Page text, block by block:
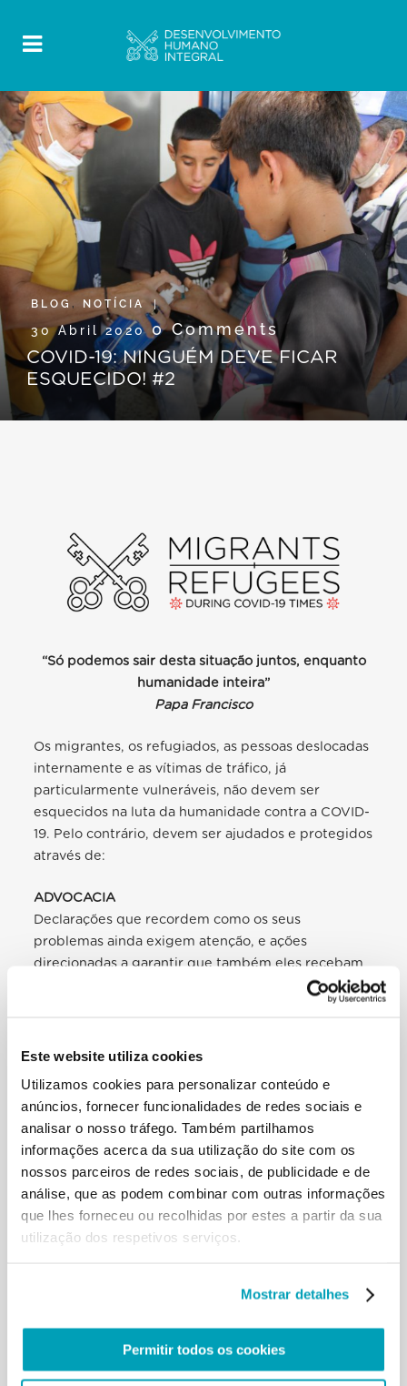
Este website utiliza cookies
Utilizamos cookies para personalizar conteúdo e
anúncios, fornecer funcionalidades de redes sociais e
analisar o nosso tráfego. Também partilhamos
informações acerca da sua utilização do site com os
nossos parceiros de redes sociais, de publicidade e de
análise, que as podem combinar com outras informações
que lhes forneceu ou recolhidas por estes a partir da sua
utilização dos respetivos serviços.
Mostrar detalhes
Permitir todos os cookies
BLOG , NOTÍCIA
30 Abril 20200 Comments
COVID-19: NINGUÉM DEVE FICAR
ESQUECIDO! #2
“Só podemos sair desta situação juntos, enquanto
humanidade inteira”
Papa Francisco
Os migrantes, os refugiados, as pessoas deslocadas
internamente e as vítimas de tráfico, já
particularmente vulneráveis, não devem ser
esquecidos na luta da humanidade contra a COVID-
19. Pelo contrário, devem ser ajudados e protegidos
através de:
ADVOCACIA
Declarações que recordem como os seus
problemas ainda exigem atenção, e ações
direcionadas a garantir que também eles recebam
Acesso a notícias verdadeiras e fáceis de entender
instruções precisas sobre medidas preventivas para
evitar a propagação do vírus entre eles e a
população em geral.
RESPOSTA DAS PESSOAS VULNERÁVEIS
Nos lugares onde as comunidades locais receberam
e ajudaram pessoas deslocadas, os migrantes e
refugiados que foram integrados acabaram por não
resposta de emergência. Nesse contexto, a crise
reconsiderar abordagens e respostas dadas até
agora às questões migratórias.